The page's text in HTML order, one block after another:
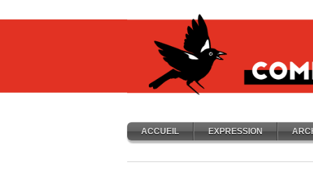
ACCUEIL EXPRESSION